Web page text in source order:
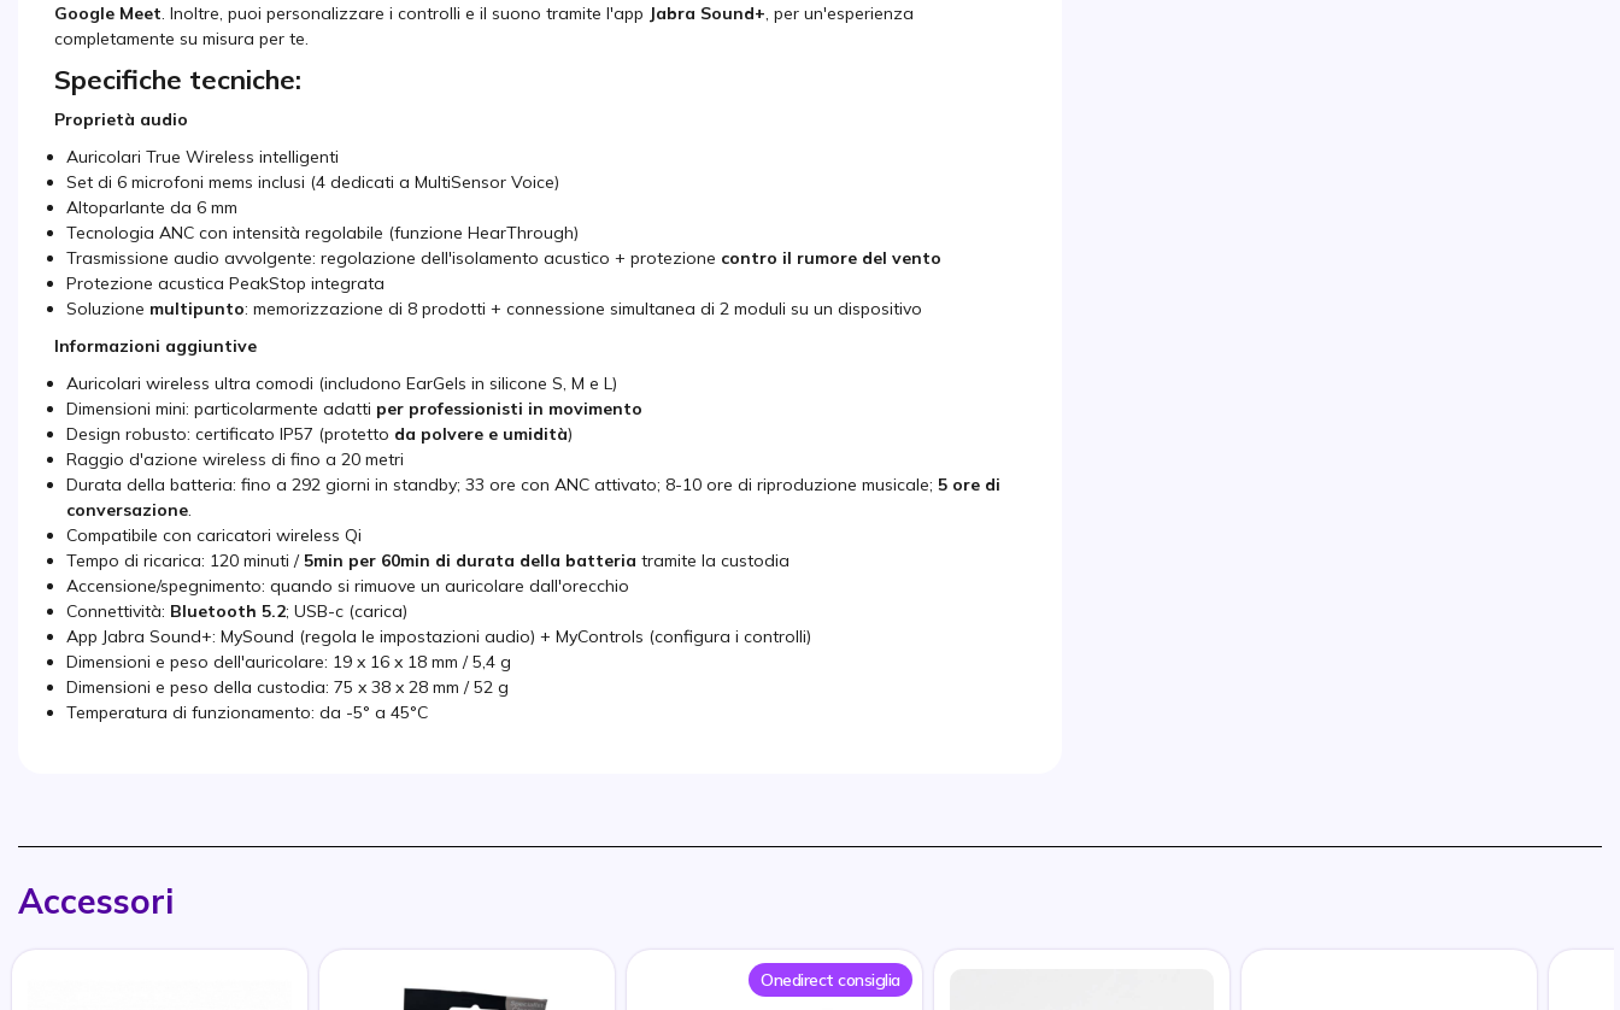
Google Meet. Inoltre, puoi personalizzare i controlli e il suono tramite l'app Jabra Sound+, per un'esperienza
completamente su misura per te.
Specifiche tecniche:
Proprietà audio
Auricolari True Wireless intelligenti
Set di 6 microfoni mems inclusi (4 dedicati a MultiSensor Voice)
Altoparlante da 6 mm
Tecnologia ANC con intensità regolabile (funzione HearThrough)
Trasmissione audio avvolgente: regolazione dell'isolamento acustico + protezione contro il rumore del vento
Protezione acustica PeakStop integrata
Soluzione multipunto: memorizzazione di 8 prodotti + connessione simultanea di 2 moduli su un dispositivo
Informazioni aggiuntive
Auricolari wireless ultra comodi (includono EarGels in silicone S, M e L)
Dimensioni mini: particolarmente adatti per professionisti in movimento
Design robusto: certificato IP57 (protetto da polvere e umidità)
Raggio d'azione wireless di fino a 20 metri
Durata della batteria: fino a 292 giorni in standby; 33 ore con ANC attivato; 8-10 ore di riproduzione musicale; 5 ore di
conversazione.
Compatibile con caricatori wireless Qi
Tempo di ricarica: 120 minuti / 5min per 60min di durata della batteria tramite la custodia
Accensione/spegnimento: quando si rimuove un auricolare dall'orecchio
Connettività: Bluetooth 5.2; USB-c (carica)
App Jabra Sound+: MySound (regola le impostazioni audio) + MyControls (configura i controlli)
Dimensioni e peso dell'auricolare: 19 x 16 x 18 mm / 5,4 g
Dimensioni e peso della custodia: 75 x 38 x 28 mm / 52 g
Temperatura di funzionamento: da -5° a 45°C
Accessori
Onedirect consiglia